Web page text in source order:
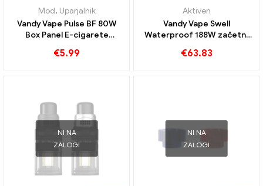
Mod, Uparjalnik
Vandy Vape Pulse BF 80W
Box Panel E-cigarete
€5.99
Aktiven
Vandy Vape Swell
Waterproof 188W začetni
Großhandel丨Custom
€63.83
NI NA
ZALOGI
NI NA
ZALOGI